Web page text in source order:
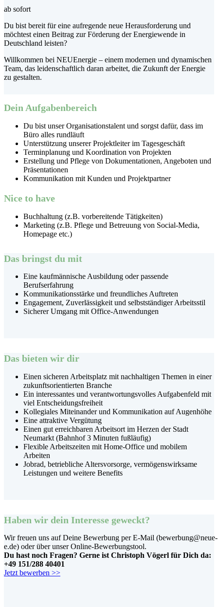
ab sofort
Du bist bereit für eine aufregende neue Herausforderung und
möchtest einen Beitrag zur Förderung der Energiewende in
Deutschland leisten?
Willkommen bei NEUEnergie – einem modernen und dynamischen
Team, das leidenschaftlich daran arbeitet, die Zukunft der Energie
zu gestalten.
Dein Aufgabenbereich
Du bist unser Organisationstalent und sorgst dafür, dass im
Büro alles rundläuft
Unterstützung unserer Projektleiter im Tagesgeschäft
Terminplanung und Koordination von Projekten
Erstellung und Pflege von Dokumentationen, Angeboten und
Präsentationen
Kommunikation mit Kunden und Projektpartner
Nice to have
Buchhaltung (z.B. vorbereitende Tätigkeiten)
Marketing (z.B. Pflege und Betreuung von Social-Media,
Homepage etc.)
Das bringst du mit
Eine kaufmännische Ausbildung oder passende
Berufserfahrung
Kommunikationsstärke und freundliches Auftreten
Engagement, Zuverlässigkeit und selbstständiger Arbeitsstil
Sicherer Umgang mit Office-Anwendungen
Das bieten wir dir
Einen sicheren Arbeitsplatz mit nachhaltigen Themen in einer
zukunftsorientierten Branche
Ein interessantes und verantwortungsvolles Aufgabenfeld mit
viel Entscheidungsfreiheit
Kollegiales Miteinander und Kommunikation auf Augenhöhe
Eine attraktive Vergütung
Einen gut erreichbaren Arbeitsort im Herzen der Stadt
Neumarkt (Bahnhof 3 Minuten fußläufig)
Flexible Arbeitszeiten mit Home-Office und mobilem
Arbeiten
Jobrad, betriebliche Altersvorsorge, vermögenswirksame
Leistungen und weitere Benefits
Haben wir dein Interesse geweckt?
Wir freuen uns auf Deine Bewerbung per E-Mail (bewerbung@neue-
e.de) oder über unser Online-Bewerbungstool.
Du hast noch Fragen? Gerne ist Christoph Vögerl für Dich da:
+49 151/288 40401
Jetzt bewerben >>